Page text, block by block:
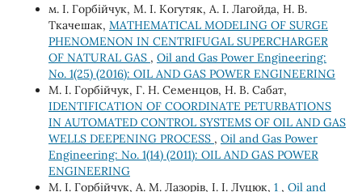
м. І. Горбійчук, М. І. Когутяк, А. І. Лагойда, Н. В.
Ткачешак, MATHEMATICAL MODELING OF SURGE
PHENOMENON IN CENTRIFUGAL SUPERCHARGER
OF NATURAL GAS , Oil and Gas Power Engineering:
No. 1(25) (2016): OIL AND GAS POWER ENGINEERING
М. І. Горбійчук, Г. Н. Семенцов, Н. В. Сабат,
IDENTIFICATION OF COORDINATE PETURBATIONS
IN AUTOMATED CONTROL SYSTEMS OF OIL AND GAS
WELLS DEEPENING PROCESS , Oil and Gas Power
Engineering: No. 1(14) (2011): OIL AND GAS POWER
ENGINEERING
М. І. Горбійчук, А. М. Лазорів, І. І. Луцюк, 1 , Oil and